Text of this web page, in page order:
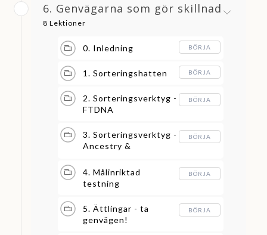
6. Genvägarna som gör skillnad
8 Lektioner
0. Inledning BÖRJA
1. Sorteringshatten BÖRJA
2. Sorteringsverktyg -
FTDNA
BÖRJA
3. Sorteringsverktyg -
Ancestry &
BÖRJA
4. Målinriktad
testning
BÖRJA
5. Ättlingar - ta
genvägen!
BÖRJA